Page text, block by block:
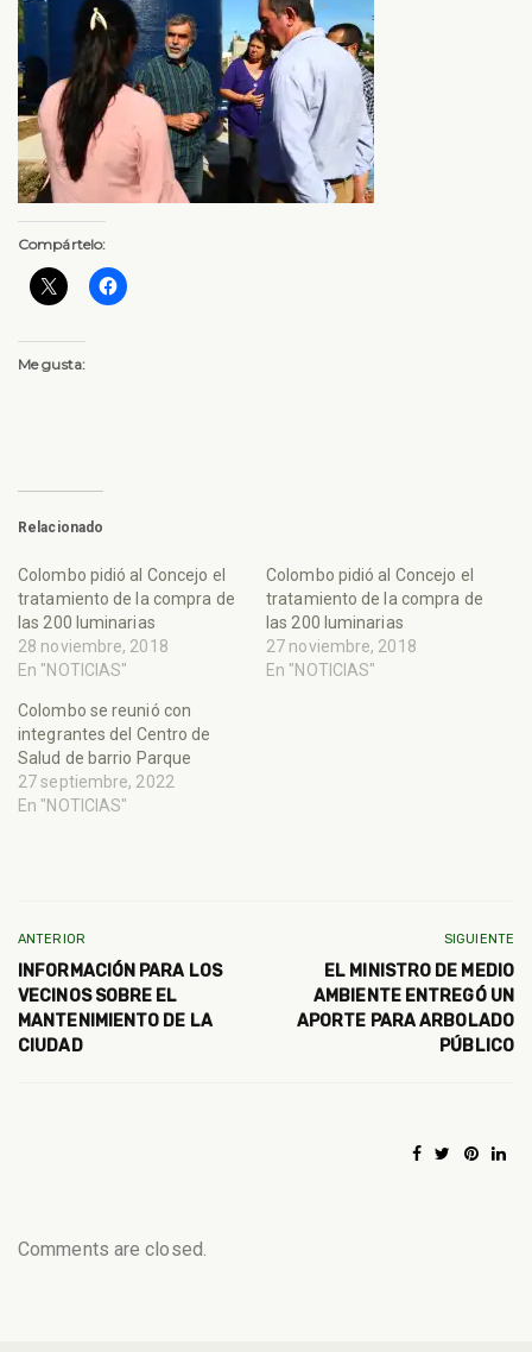
Compártelo:
Me gusta:
Relacionado
Colombo pidió al Concejo el
tratamiento de la compra de
las 200 luminarias
28 noviembre, 2018
En "NOTICIAS"
Colombo pidió al Concejo el
tratamiento de la compra de
las 200 luminarias
27 noviembre, 2018
En "NOTICIAS"
Colombo se reunió con
integrantes del Centro de
Salud de barrio Parque
27 septiembre, 2022
En "NOTICIAS"
ANTERIOR
INFORMACIÓN PARA LOS
VECINOS SOBRE EL
MANTENIMIENTO DE LA
CIUDAD
SIGUIENTE
EL MINISTRO DE MEDIO
AMBIENTE ENTREGÓ UN
APORTE PARA ARBOLADO
PÚBLICO
Comments are closed.